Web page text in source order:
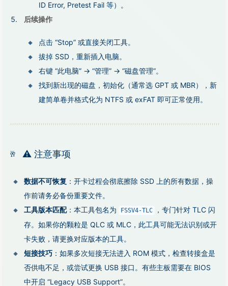
ID Error, Pretest Fail 等）。
后续操作
点击 “Stop” 或直接关闭工具。
拔掉 SSD，重新插入电脑。
右键 “此电脑” → “管理” → “磁盘管理”。
找到新出现的磁盘，初始化（通常选 GPT 或 MBR），新
建简单卷并格式化为 NTFS 或 exFAT 即可正常使用。
⚠️ 注意事项
数据不可恢复 ：开卡过程会彻底擦除 SSD 上的所有数据，操
作前请务必备份重要文件。
工具版本匹配：本工具包名为 FSSV4-TLC
，专门针对 TLC 闪
存。如果你的颗粒是 QLC 或 MLC，此工具可能无法识别或开
卡失败，请更换对应版本的工具。
短接技巧 ：如果多次短接无法进入 ROM 模式，检查转接盒是
否供电不足，或尝试更换 USB 接口。有些主板需要在 BIOS
中开启 “Legacy USB Support”。